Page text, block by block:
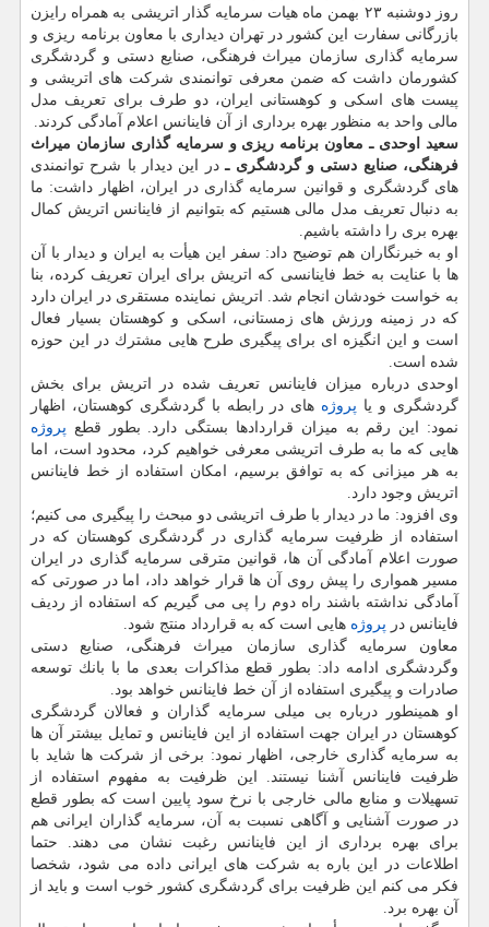
روز دوشنبه ۲۳ بهمن ماه هیات سرمایه گذار اتریشی به همراه رایزن
بازرگانی سفارت این كشور در تهران دیداری با معاون برنامه ریزی و
سرمایه گذاری سازمان میراث فرهنگی، صنایع دستی و گردشگری
كشورمان داشت كه ضمن معرفی توانمندی شركت های اتریشی و
پیست های اسكی و كوهستانی ایران، دو طرف برای تعریف مدل
مالی واحد به منظور بهره برداری از آن فاینانس اعلام آمادگی كردند.
سعید اوحدی ـ معاون برنامه ریزی و سرمایه گذاری سازمان میراث
فرهنگی، صنایع دستی و گردشگری ـدر این دیدار با شرح توانمندی
های گردشگری و قوانین سرمایه گذاری در ایران، اظهار داشت: ما
به دنبال تعریف مدل مالی هستیم كه بتوانیم از فاینانس اتریش كمال
بهره بری را داشته باشیم.
او به خبرنگاران هم توضیح داد: سفر این هیأت به ایران و دیدار با آن
ها با عنایت به خط فاینانسی كه اتریش برای ایران تعریف كرده، بنا
به خواست خودشان انجام شد. اتریش نماینده مستقری در ایران دارد
كه در زمینه ورزش های زمستانی، اسكی و كوهستان بسیار فعال
است و این انگیزه ای برای پیگیری طرح هایی مشترك در این حوزه
شده است.
اوحدی درباره میزان فاینانس تعریف شده در اتریش برای بخش
گردشگری و یا پروژه های در رابطه با گردشگری كوهستان، اظهار
نمود: این رقم به میزان قراردادها بستگی دارد. بطور قطع پروژه
هایی كه ما به طرف اتریشی معرفی خواهیم كرد، محدود است، اما
به هر میزانی كه به توافق برسیم، امكان استفاده از خط فاینانس
اتریش وجود دارد.
وی افزود: ما در دیدار با طرف اتریشی دو مبحث را پیگیری می كنیم؛
استفاده از ظرفیت سرمایه گذاری در گردشگری كوهستان كه در
صورت اعلام آمادگی آن ها، قوانین مترقی سرمایه گذاری در ایران
مسیر همواری را پیش روی آن ها قرار خواهد داد، اما در صورتی كه
آمادگی نداشته باشند راه دوم را پی می گیریم كه استفاده از ردیف
فاینانس در پروژه هایی است كه به قرارداد منتج شود.
معاون سرمایه گذاری سازمان میراث فرهنگی، صنایع دستی
وگردشگری ادامه داد: بطور قطع مذاكرات بعدی ما با بانك توسعه
صادرات و پیگیری استفاده از آن خط فاینانس خواهد بود.
او همینطور درباره بی میلی سرمایه گذاران و فعالان گردشگری
كوهستان در ایران جهت استفاده از این فاینانس و تمایل بیشتر آن ها
به سرمایه گذاری خارجی، اظهار نمود: برخی از شركت ها شاید با
ظرفیت فاینانس آشنا نیستند. این ظرفیت به مفهوم استفاده از
تسهیلات و منابع مالی خارجی با نرخ سود پایین است كه بطور قطع
در صورت آشنایی و آگاهی نسبت به آن، سرمایه گذاران ایرانی هم
برای بهره برداری از این فاینانس رغبت نشان می دهند. حتما
اطلاعات در این باره به شركت های ایرانی داده می شود، شخصا
فكر می كنم این ظرفیت برای گردشگری كشور خوب است و باید از
آن بهره برد.